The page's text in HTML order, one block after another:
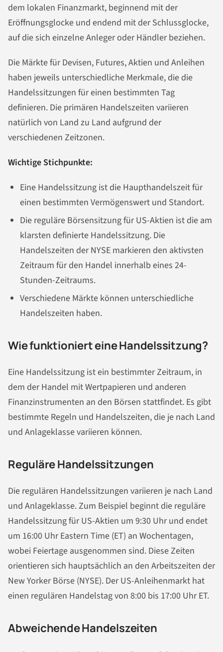
dem lokalen Finanzmarkt, beginnend mit der
Eröffnungsglocke und endend mit der Schlussglocke,
auf die sich einzelne Anleger oder Händler beziehen.
Die Märkte für Devisen, Futures, Aktien und Anleihen
haben jeweils unterschiedliche Merkmale, die die
Handelssitzungen für einen bestimmten Tag
definieren. Die primären Handelszeiten variieren
natürlich von Land zu Land aufgrund der
verschiedenen Zeitzonen.
Wichtige Stichpunkte:
Eine Handelssitzung ist die Haupthandelszeit für
einen bestimmten Vermögenswert und Standort.
Die reguläre Börsensitzung für US-Aktien ist die am
klarsten definierte Handelssitzung. Die
Handelszeiten der NYSE markieren den aktivsten
Zeitraum für den Handel innerhalb eines 24-
Stunden-Zeitraums.
Verschiedene Märkte können unterschiedliche
Handelszeiten haben.
Wie funktioniert eine Handelssitzung?
Eine Handelssitzung ist ein bestimmter Zeitraum, in
dem der Handel mit Wertpapieren und anderen
Finanzinstrumenten an den Börsen stattfindet. Es gibt
bestimmte Regeln und Handelszeiten, die je nach Land
und Anlageklasse variieren können.
Reguläre Handelssitzungen
Die regulären Handelssitzungen variieren je nach Land
und Anlageklasse. Zum Beispiel beginnt die reguläre
Handelssitzung für US-Aktien um 9:30 Uhr und endet
um 16:00 Uhr Eastern Time (ET) an Wochentagen,
wobei Feiertage ausgenommen sind. Diese Zeiten
orientieren sich hauptsächlich an den Arbeitszeiten der
New Yorker Börse (NYSE). Der US-Anleihenmarkt hat
einen regulären Handelstag von 8:00 bis 17:00 Uhr ET.
Abweichende Handelszeiten